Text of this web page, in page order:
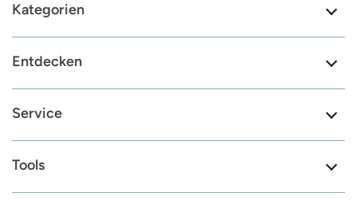
Kategorien
Entdecken
Service
Tools